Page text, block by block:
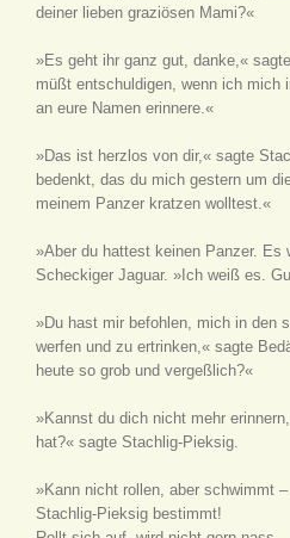
deiner lieben graziösen Mami?«
»Es geht ihr ganz gut, danke,«
müßt entschuldigen, wenn ich mich
an eure Namen erinnere.«
»Das ist herzlos von dir,« sagte
bedenkt, das du mich gestern um
meinem Panzer kratzen wolltest.«
»Aber du hattest keinen Panzer. Es
Scheckiger Jaguar. »Ich weiß es.
»Du hast mir befohlen, mich in den
werfen und zu ertrinken,« sagte
heute so grob und vergeßlich?«
»Kannst du dich nicht mehr
hat?« sagte Stachlig-Pieksig.
»Kann nicht rollen, aber schwimmt –
Stachlig-Pieksig bestimmt!